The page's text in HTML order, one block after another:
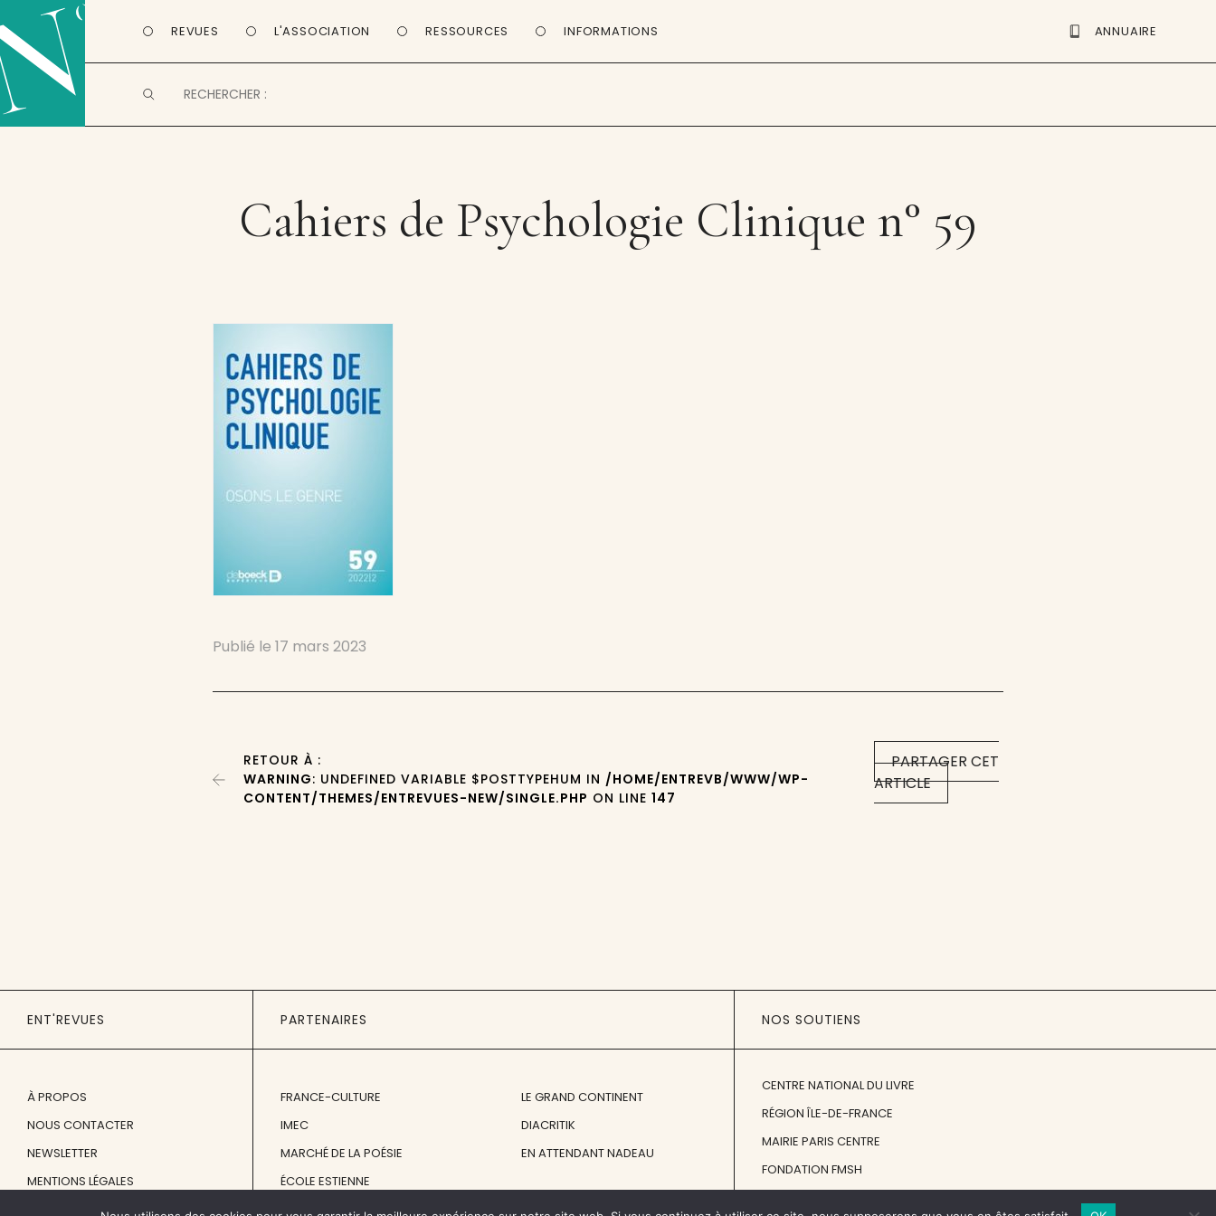
REVUES L'ASSOCIATION RESSOURCES INFORMATIONS ANNUAIRE
Cahiers de Psychologie Clinique n° 59
Publié le17 mars 2023
PARTAGER CET
ARTICLE
RETOUR À :
WARNING: UNDEFINED VARIABLE $POSTTYPEHUM IN /HOME/ENTREVB/WWW/WP-
CONTENT/THEMES/ENTREVUES-NEW/SINGLE.PHP ON LINE147
ENT'REVUES
À PROPOS
NOUS CONTACTER
NEWSLETTER
MENTIONS LÉGALES
PARTENAIRES
FRANCE-CULTURE
IMEC
MARCHÉ DE LA POÉSIE
ÉCOLE ESTIENNE
LE GRAND CONTINENT
DIACRITIK
EN ATTENDANT NADEAU
NOS SOUTIENS
CENTRE NATIONAL DU LIVRE
RÉGION ÎLE-DE-FRANCE
MAIRIE PARIS CENTRE
FONDATION FMSH